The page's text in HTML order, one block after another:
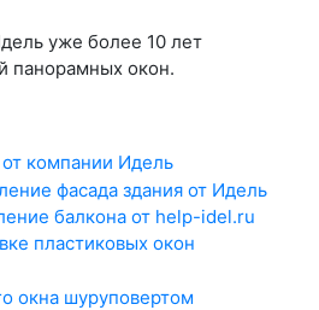
уже более 10 лет
панорамных окон.